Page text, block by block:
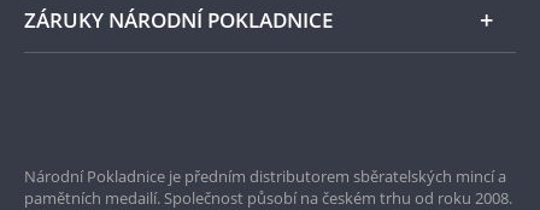
ZÁRUKY NÁRODNÍ POKLADNICE
Garance nejvyšší kvality
Národní Pokladnice je předním distributorem sběratelských mincí a
pamětních medailí. Společnost působí na českém trhu od roku 2008.